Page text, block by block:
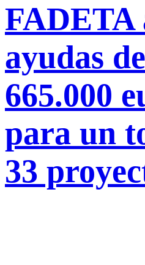
FADETA
ayudas
665.000
para un
33